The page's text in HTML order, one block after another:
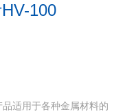
100
适用于各种金属材料的